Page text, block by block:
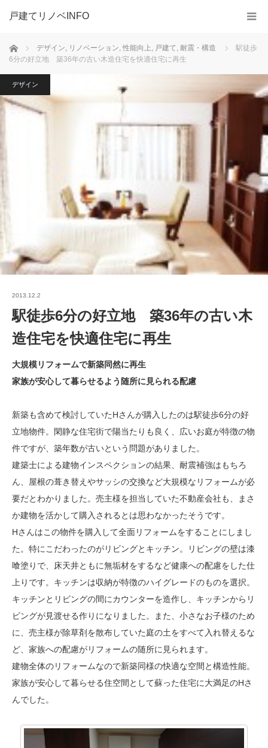
戸建てリノベINFO
ホーム デザイン, リノベーション, 性能向上, 戸建て, 耐震・構造
駅徒歩
6分の好立地 築36年の古い木造住宅を快適住宅に再生
デザイン
2013.12.2
駅徒歩6分の好立地 築36年の古い木
造住宅を快適住宅に再生
大規模リフォームで新築同然に再生
家族が安心して暮らせるよう随所に見られる配慮
新築も含めて検討していたHさんが購入したのは駅徒歩6分の好
立地物件。閑静な住宅街で陽当たりも良く、広いお庭が特徴の物
件ですが、築年数が古いという問題がありました。
建築士による建物インスペクションの結果、耐震補強はもちろ
ん、屋根の葺き替えやサッシの交換など大規模なリフォームが必
要だとわかりました。売主様を担当していた不動産会社も、まさ
か建物を活かして購入されるとは思わなかったそうです。
Hさんはこの物件を購入して全面リフォームをすることにしまし
た。特にこだわったのがリビングとキッチン。リビングの壁は漆
喰塗りで、床天井ともに無垢材をするなど健康への配慮をした仕
上りです。キッチンは収納が特徴のハイグレードのものを選択。
キッチンとリビングの間にカウンターを造作し、キッチンからリ
ビングが見渡せる作りになりました。また、小さなお子様のため
に、売主様が除草剤を散布していた庭の土をすべて入れ替えるな
ど、家族への配慮がリフォームの随所に見られます。
建物全体のリフォームなので新築同様の快適な空間と構造性能。
家族が安心して暮らせる住空間として蘇った住宅に大満足のHさ
んでした。